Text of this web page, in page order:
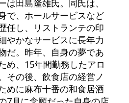
は田島隆雄氏。同氏は、
で、ホールサービスなど
任し、リストランテの印
やかなサービスに長年力
だ。昨年、自身の夢であ
め、15年間勤務したアロ
その後、飲食店の経営ノ
めに麻布十番の和食居酒